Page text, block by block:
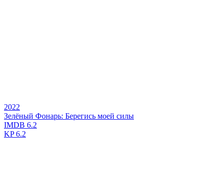
2022
Зелёный Фонарь: Берегись моей силы
IMDB 6.2
KP6.2